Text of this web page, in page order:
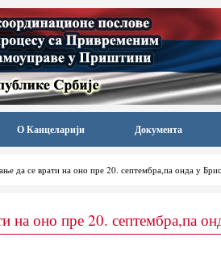
О Канцеларији Документа
да се врати на оно пре 20. септембра,па онда у
на оно пре 20. септембра,па